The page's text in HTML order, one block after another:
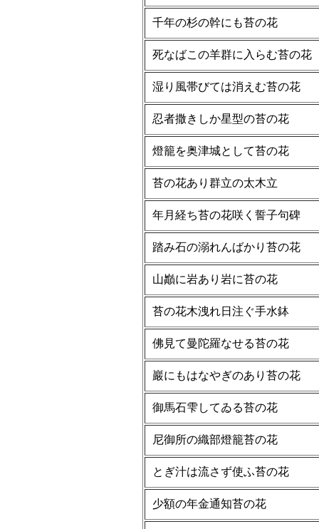
千年の杉の幹にも苔の花
死なばこの羊群に入らむ苔の花
湿り風帯びては消えむ苔の花
忍者撒きしか星型の苔の花
燈籠を奥津城として苔の花
苔の花あり群立の太木立
年月経ち苔の花咲く誓子句碑
踏み石の溺れんばかり苔の花
山巓に岩あり岩に苔の花
苔の花木洩れ日注ぐ手水鉢
佛見て曼陀羅なせる苔の花
巖にもはなやぎのあり苔の花
御馬石雫してゐる苔の花
尼御所の織部燈籠苔の花
とぎ汁は流さず使ふ苔の花
少額の年金通知苔の花